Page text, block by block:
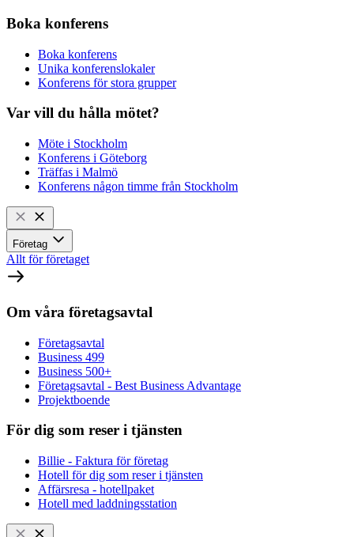
Boka konferens
Boka konferens
Unika konferenslokaler
Konferens för stora grupper
Var vill du hålla mötet?
Möte i Stockholm
Konferens i Göteborg
Träffas i Malmö
Konferens någon timme från Stockholm
Företag
Allt för företaget
Om våra företagsavtal
Företagsavtal
Business 499
Business 500+
Företagsavtal - Best Business Advantage
Projektboende
För dig som reser i tjänsten
Billie - Faktura för företag
Hotell för dig som reser i tjänsten
Affärsresa - hotellpaket
Hotell med laddningsstation